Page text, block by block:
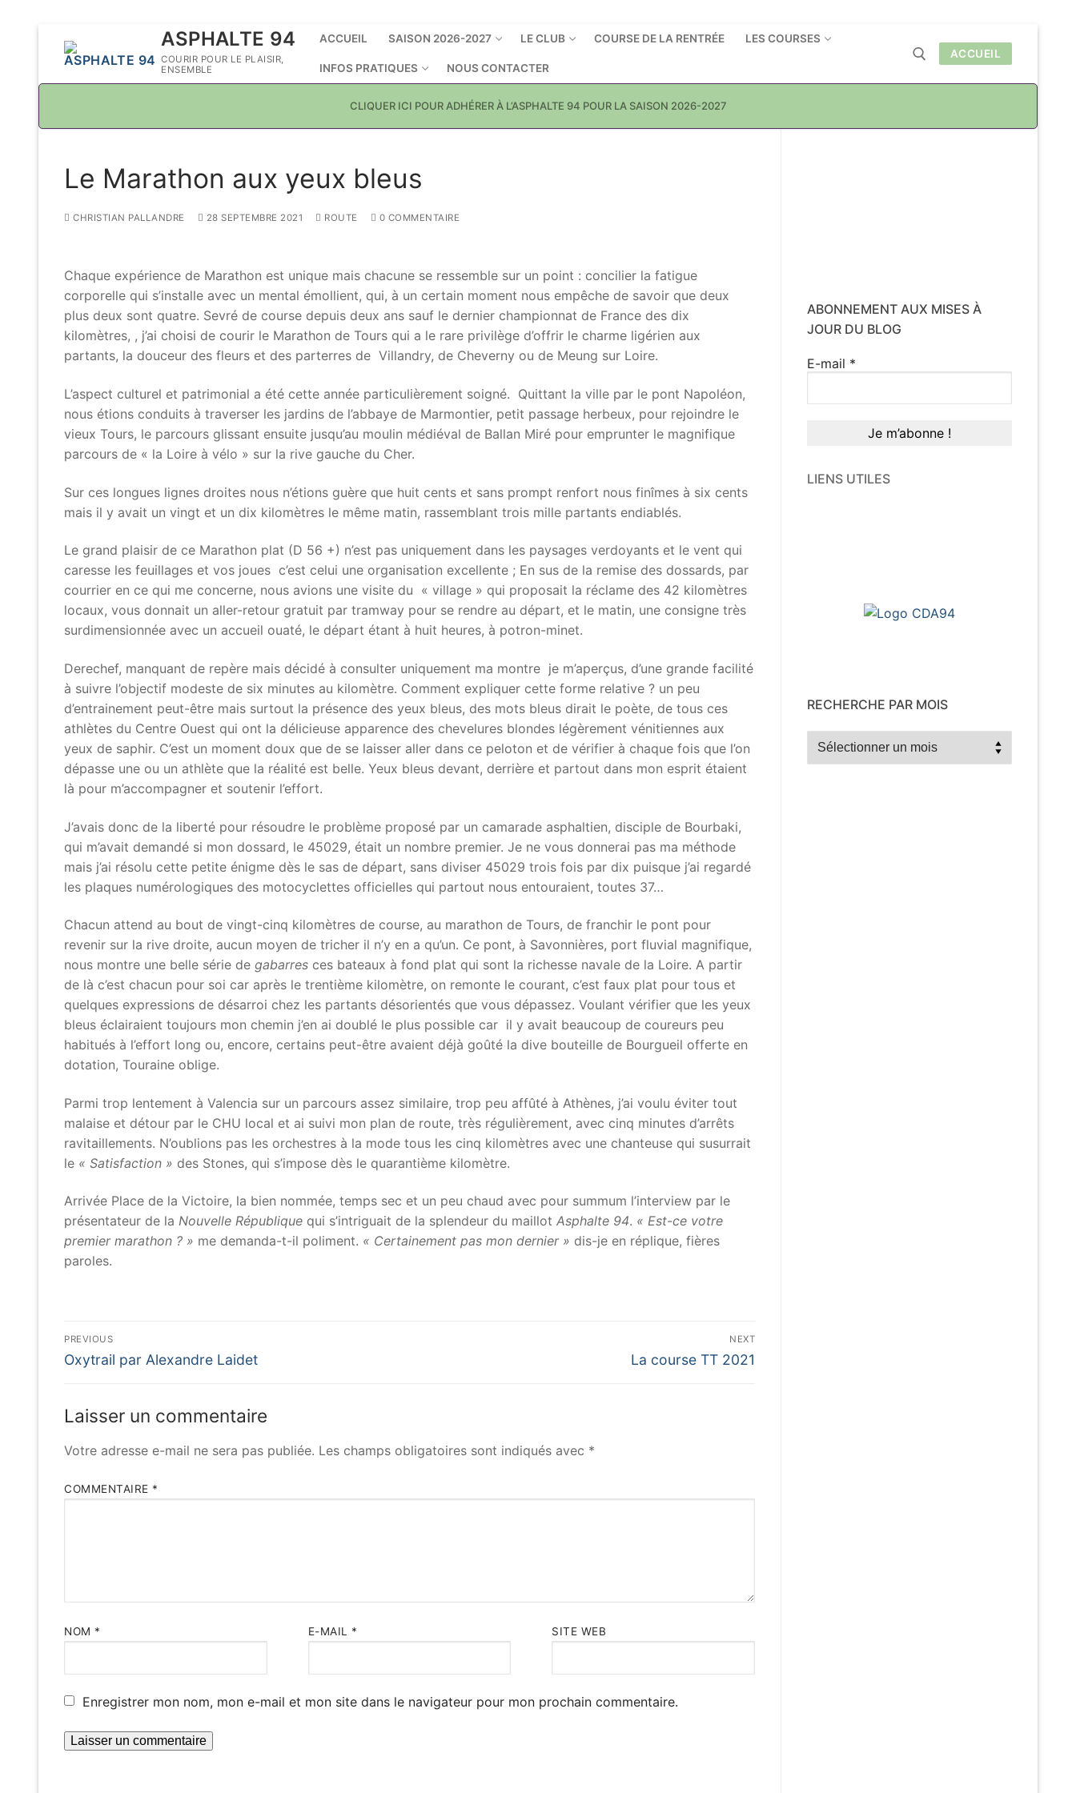
ASPHALTE 94
COURIR POUR LE PLAISIR,
ENSEMBLE
ACCUEIL SAISON 2026-2027 LE CLUB COURSE DE LA RENTRÉE LES COURSES
INFOS PRATIQUES NOUS CONTACTER
ACCUEIL
CLIQUER ICI POUR ADHÉRER À L’ASPHALTE 94 POUR LA SAISON 2026-2027
Le Marathon aux yeux bleus
CHRISTIAN PALLANDRE 28 SEPTEMBRE 2021 ROUTE 0 COMMENTAIRE
Chaque expérience de Marathon est unique mais chacune se ressemble sur un point : concilier la fatigue
corporelle qui s’installe avec un mental émollient, qui, à un certain moment nous empêche de savoir que deux
plus deux sont quatre. Sevré de course depuis deux ans sauf le dernier championnat de France des dix
kilomètres, , j’ai choisi de courir le Marathon de Tours qui a le rare privilège d’offrir le charme ligérien aux
partants, la douceur des fleurs et des parterres de Villandry, de Cheverny ou de Meung sur Loire.
L’aspect culturel et patrimonial a été cette année particulièrement soigné. Quittant la ville par le pont Napoléon,
nous étions conduits à traverser les jardins de l’abbaye de Marmontier, petit passage herbeux, pour rejoindre le
vieux Tours, le parcours glissant ensuite jusqu’au moulin médiéval de Ballan Miré pour emprunter le magnifique
parcours de « la Loire à vélo » sur la rive gauche du Cher.
Sur ces longues lignes droites nous n’étions guère que huit cents et sans prompt renfort nous finîmes à six cents
mais il y avait un vingt et un dix kilomètres le même matin, rassemblant trois mille partants endiablés.
Le grand plaisir de ce Marathon plat (D 56 +) n’est pas uniquement dans les paysages verdoyants et le vent qui
caresse les feuillages et vos joues c’est celui une organisation excellente ; En sus de la remise des dossards, par
courrier en ce qui me concerne, nous avions une visite du « village » qui proposait la réclame des 42 kilomètres
locaux, vous donnait un aller-retour gratuit par tramway pour se rendre au départ, et le matin, une consigne très
surdimensionnée avec un accueil ouaté, le départ étant à huit heures, à potron-minet.
Derechef, manquant de repère mais décidé à consulter uniquement ma montre je m’aperçus, d’une grande facilité
à suivre l’objectif modeste de six minutes au kilomètre. Comment expliquer cette forme relative ? un peu
d’entrainement peut-être mais surtout la présence des yeux bleus, des mots bleus dirait le poète, de tous ces
athlètes du Centre Ouest qui ont la délicieuse apparence des chevelures blondes légèrement vénitiennes aux
yeux de saphir. C’est un moment doux que de se laisser aller dans ce peloton et de vérifier à chaque fois que l’on
dépasse une ou un athlète que la réalité est belle. Yeux bleus devant, derrière et partout dans mon esprit étaient
là pour m’accompagner et soutenir l’effort.
J’avais donc de la liberté pour résoudre le problème proposé par un camarade asphaltien, disciple de Bourbaki,
qui m’avait demandé si mon dossard, le 45029, était un nombre premier. Je ne vous donnerai pas ma méthode
mais j’ai résolu cette petite énigme dès le sas de départ, sans diviser 45029 trois fois par dix puisque j’ai regardé
les plaques numérologiques des motocyclettes officielles qui partout nous entouraient, toutes 37…
Chacun attend au bout de vingt-cinq kilomètres de course, au marathon de Tours, de franchir le pont pour
revenir sur la rive droite, aucun moyen de tricher il n’y en a qu’un. Ce pont, à Savonnières, port fluvial magnifique,
nous montre une belle série de gabarres ces bateaux à fond plat qui sont la richesse navale de la Loire. A partir
de là c’est chacun pour soi car après le trentième kilomètre, on remonte le courant, c’est faux plat pour tous et
quelques expressions de désarroi chez les partants désorientés que vous dépassez. Voulant vérifier que les yeux
bleus éclairaient toujours mon chemin j’en ai doublé le plus possible car il y avait beaucoup de coureurs peu
habitués à l’effort long ou, encore, certains peut-être avaient déjà goûté la dive bouteille de Bourgueil offerte en
dotation, Touraine oblige.
Parmi trop lentement à Valencia sur un parcours assez similaire, trop peu affûté à Athènes, j’ai voulu éviter tout
malaise et détour par le CHU local et ai suivi mon plan de route, très régulièrement, avec cinq minutes d’arrêts
ravitaillements. N’oublions pas les orchestres à la mode tous les cinq kilomètres avec une chanteuse qui susurrait
le « Satisfaction » des Stones, qui s’impose dès le quarantième kilomètre.
Arrivée Place de la Victoire, la bien nommée, temps sec et un peu chaud avec pour summum l’interview par le
présentateur de la Nouvelle République qui s’intriguait de la splendeur du maillot Asphalte 94. « Est-ce votre
premier marathon ? » me demanda-t-il poliment. « Certainement pas mon dernier » dis-je en réplique, fières
paroles.
Navigation
de
PREVIOUS
Previous
Oxytrail par Alexandre Laidet
NEXT
Next
La course TT 2021
Laisser un commentaire
Votre adresse e-mail ne sera pas publiée. Les champs obligatoires sont indiqués avec *
COMMENTAIRE *
NOM * E-MAIL * SITE WEB
Enregistrer mon nom, mon e-mail et mon site dans le navigateur pour mon prochain commentaire.
ABONNEMENT AUX MISES À
JOUR DU BLOG
E-mail *
LIENS UTILES
RECHERCHE PAR MOIS
Recherche